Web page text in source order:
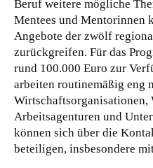
Beruf weitere mögliche
Mentees und Mentorinnen
Angebote der zwölf
zurückgreifen. Für das
rund 100.000 Euro zur
arbeiten routinemäßig eng
Wirtschaftsorganisationen,
Arbeitsagenturen und
können sich über die
beteiligen, insbesondere